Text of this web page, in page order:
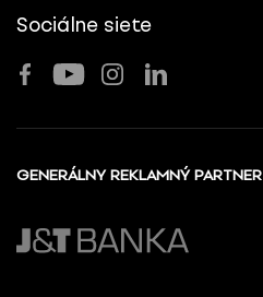
Sociálne siete
GENERÁLNY REKLAMNÝ PARTNER